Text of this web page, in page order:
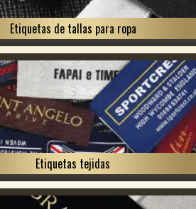
Etiquetas de tallas para ropa
Etiquetas tejidas